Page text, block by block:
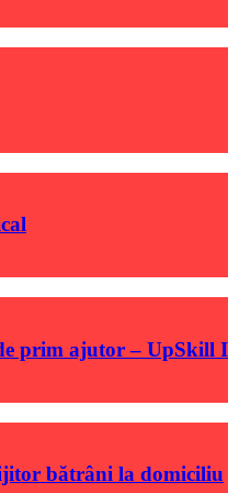
prim ajutor – UpSkill
bătrâni la domiciliu